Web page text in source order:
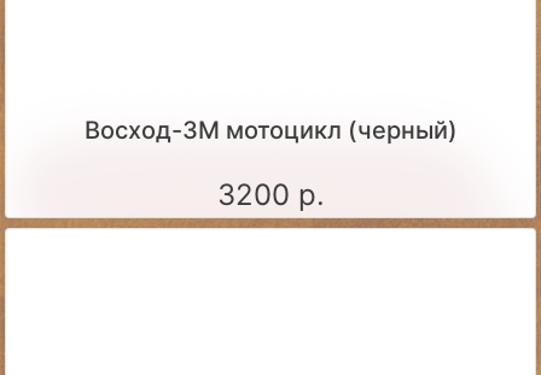
Восход-3М мотоцикл (черный)
3200 р.